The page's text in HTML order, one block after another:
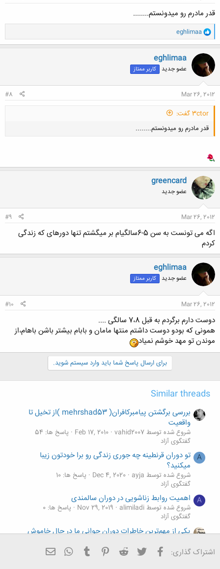
قدر مادرم رو میدونستم........
و
ا
ک
ن
ش
ه
ا
eghlimaa
eghlimaa
عضو جدید کاربر ممتاز
Mar 26, 2012
#8
3ctor گفت:
قدر مادرم رو میدونستم........
greencard
عضو جدید
Mar 26, 2012
#9
اگه می تونست به سن 5-6سالگیام بر میگشتم تنها دورهای که زندگی
کردم
eghlimaa
عضو جدید کاربر ممتاز
Mar 26, 2012
#10
دوست دارم برگردم به قبل 7،8 سالگی ....
همونی که بودو دوست داشتم منتها مامان و بابام بیشتر باشن باهام،از
موندن تو مهد خوشم نمیاد
برای ارسال پاسخ شما باید وارد سیستم شوید.
Similar threads
بررسی برگشتن پیامبرکافران( mehrshad53 )از تخیل تا
واقعیت
شروع شده توسط vahid2007 Feb 17, 2010
پاسخ ها: 54
گفتگوی آزاد
A تو دوران قرنطینه چه جوری زندگی رو برا خودتون زیبا
میکنید؟
شروع شده توسط ayja Dec 4, 2020
پاسخ ها: 10
گفتگوی آزاد
A اهمیت روابط زناشویی در دوران سالمندی
شروع شده توسط alimiladi Nov 29, 2019
پاسخ ها: 0
گفتگوی آزاد
یکی از مهم‌ترین خاطرات دوران جوانی ما در حال خاموش
شروع شده توسط Alborz Rad Jun 11, 2018 پاسخ ها: 4
گفتگوی آزاد
اشتراک گذاری: فیسبوک تویتر Reddit
Pinterest
Tumblr
WhatsApp